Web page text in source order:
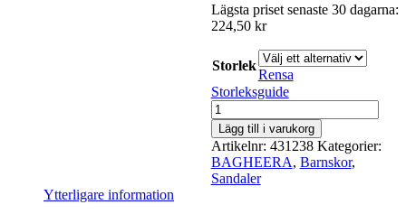
Lägsta priset senaste 30 dagarna:
224,50 kr
Storlek
Rensa
Storleksguide
BAGHEERA
mängd
Lägg till i varukorg
Artikelnr: 431238 Kategorier:
BAGHEERA, Barnskor,
Sandaler
Ytterligare information